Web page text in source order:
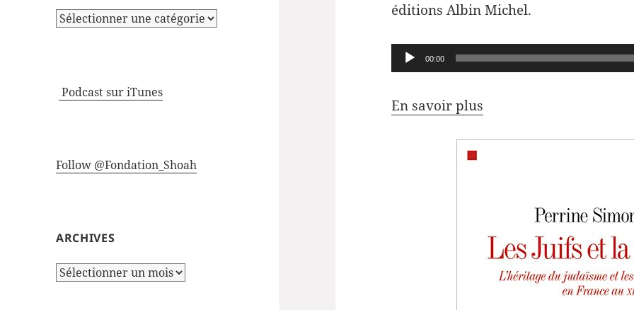
Thèmes
Podcast sur iTunes
Follow @Fondation_Shoah
ARCHIVES
Archives
éditions Albin Michel.
Lecteur
audio
00:00
En savoir plus